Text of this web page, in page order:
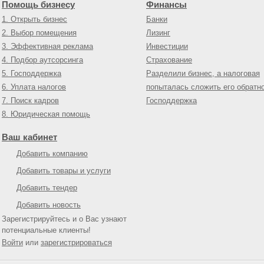
Помощь бизнесу
1. Открыть бизнес
2. Выбор помещения
3. Эффективная реклама
4. Подбор аутсорсинга
5. Господдержка
6. Уплата налогов
7. Поиск кадров
8. Юридическая помощь
Финансы
Банки
Лизинг
Инвестиции
Страхование
Разделили бизнес, а налоговая
попыталась сложить его
Господдержка
Ваш кабинет
Добавить компанию
Добавить товары и услуги
Добавить тендер
Добавить новость
Зарегистрируйтесь и о Вас узнают
потенциальные клиенты!
Войти или зарегистрироваться